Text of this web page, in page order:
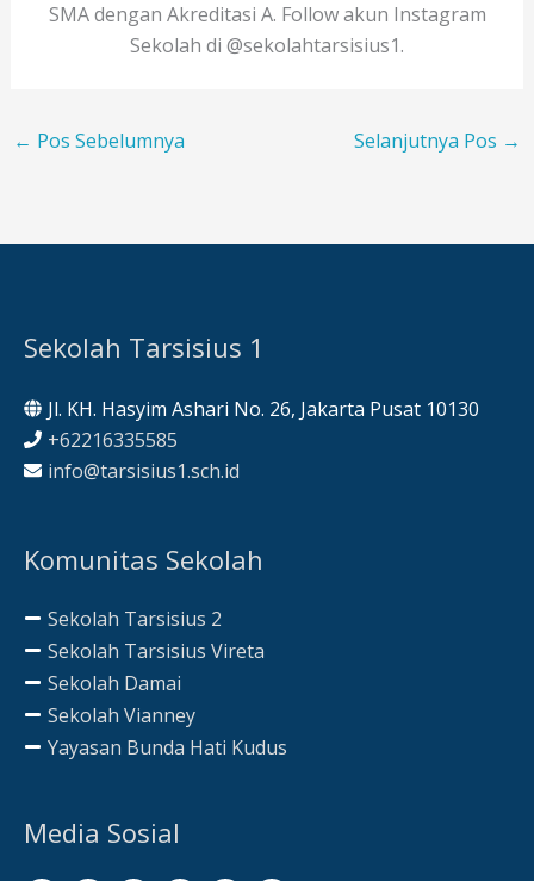
SMA dengan Akreditasi A. Follow akun Instagram
Sekolah di @sekolahtarsisius1.
← Pos Sebelumnya Selanjutnya Pos →
Sekolah Tarsisius 1
Jl. KH. Hasyim Ashari No. 26, Jakarta Pusat 10130
+62216335585
info@tarsisius1.sch.id
Komunitas Sekolah
Sekolah Tarsisius 2
Sekolah Tarsisius Vireta
Sekolah Damai
Sekolah Vianney
Yayasan Bunda Hati Kudus
Media Sosial